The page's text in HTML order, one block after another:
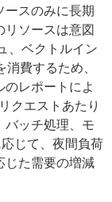
ースのみに長期
リソースは意図
、ベクトルイン
費するため、
レポートによ
クエストあたり
バッチ処理、モ
じて、夜間負荷
じた需要の増減